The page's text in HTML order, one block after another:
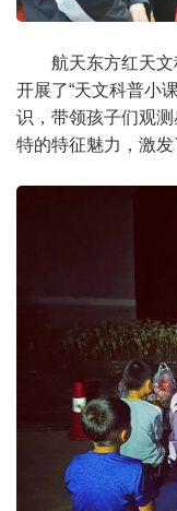
航天东方红天
开展了“天文科普小
识，带领孩子们观
特的特征魅力，激发